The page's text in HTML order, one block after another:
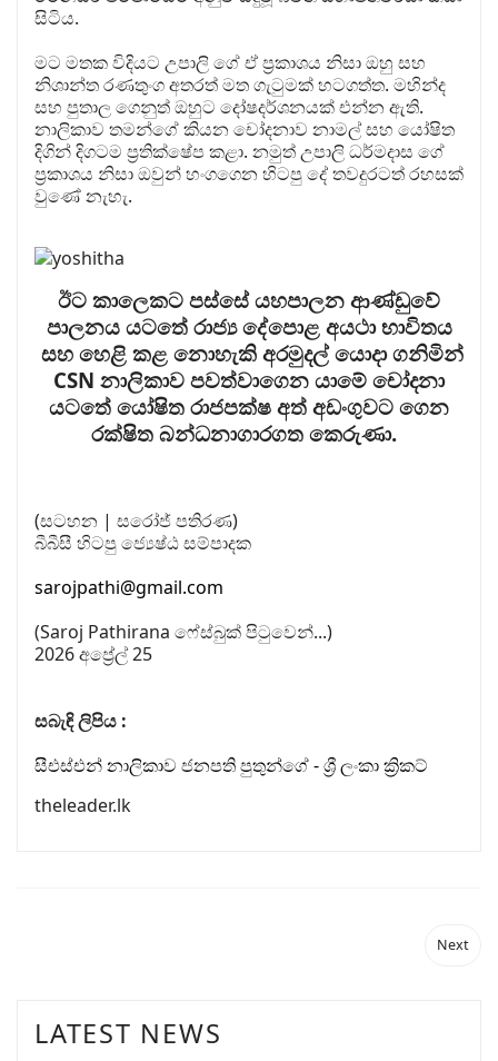
සිටිය.
මට මතක විදියට උපාලි ගේ ඒ ප්‍රකාශය නිසා ඔහු සහ
නිශාන්ත රණතුංග අතරත් මත ගැටුමක් හටගත්ත. මහින්ද
සහ පුතාල ගෙනුත් ඔහුට දෝෂදර්ශනයක් එන්න ඇති.
නාලිකාව තමන්ගේ කියන චෝදනාව නාමල් සහ යෝෂිත
දිගින් දිගටම ප්‍රතික්ෂේප කළා. නමුත් උපාලි ධර්මදාස ගේ
ප්‍රකාශය නිසා ඔවුන් හංගගෙන හිටපු දේ තවදුරටත් රහසක්
වුණේ නැහැ.
ඊට කාලෙකට පස්සේ යහපාලන ආණ්ඩුවේ
පාලනය යටතේ රාජ්‍ය දේපොළ අයථා භාවිතය
සහ හෙළි කළ නොහැකි අරමුදල් යොදා ගනිමින්
CSN නාලිකාව පවත්වාගෙන යාමේ චෝදනා
යටතේ යෝෂිත රාජපක්ෂ අත් අඩංගුවට ගෙන
රක්ෂිත බන්ධනාගාරගත කෙරුණා.
(සටහන | සරෝජ් පතිරණ)
බීබීසී හිටපු ජ්‍යෙෂ්ඨ සම්පාදක
sarojpathi@gmail.com
(Saroj Pathirana ෆේස්බුක් පිටුවෙන්...)
2026 අප්‍රේල් 25
සබැඳි ලිපිය :
සීඑස්එන් නාලිකාව ජනපති පුතුන්ගේ - ශ්‍රී ලංකා ක්‍රිකට්
theleader.lk
Next
LATEST NEWS